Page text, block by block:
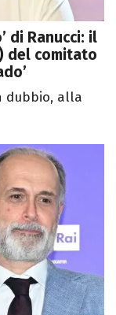
di Ranucci: il
del comitato
dubbio, alla